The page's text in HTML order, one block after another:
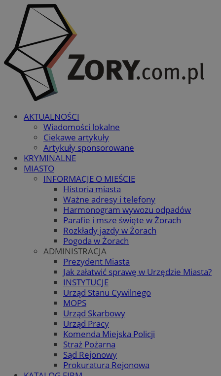
AKTUALNOŚCI
Wiadomości lokalne
Ciekawe artykuły
Artykuły sponsorowane
KRYMINALNE
MIASTO
INFORMACJE O MIEŚCIE
Historia miasta
Ważne adresy i telefony
Harmonogram wywozu odpadów
Parafie i msze święte w Żorach
Rozkłady jazdy w Żorach
Pogoda w Żorach
ADMINISTRACJA
Prezydent Miasta
Jak załatwić sprawę w Urzędzie Miasta?
INSTYTUCJE
Urząd Stanu Cywilnego
MOPS
Urząd Skarbowy
Urząd Pracy
Komenda Miejska Policji
Straż Pożarna
Sąd Rejonowy
Prokuratura Rejonowa